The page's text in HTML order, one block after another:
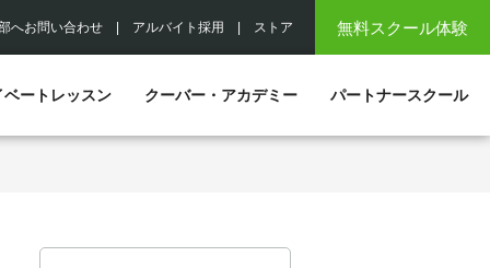
無料スクール体験
へお問い合わせ アルバイト採用 ストア
ベートレッスン クーバー・アカデミー パートナースクール